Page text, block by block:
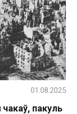
пакуль
01.08.2025